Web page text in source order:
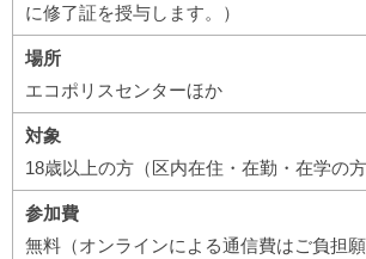
に修了証を授与します。）
場所
エコポリスセンターほか
対象
18歳以上の方（区内在住・在勤・在学の方
参加費
無料（オンラインによる通信費はご負担願